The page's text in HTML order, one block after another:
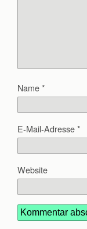
Name*
E-Mail-Adresse*
Website